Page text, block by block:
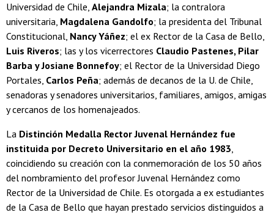
Universidad de Chile, Alejandra Mizala; la contralora
universitaria, Magdalena Gandolfo; la presidenta del Tribunal
Constitucional, Nancy Yáñez; el ex Rector de la Casa de Bello,
Luis Riveros; las y los vicerrectores Claudio Pastenes, Pilar
Barba y Josiane Bonnefoy; el Rector de la Universidad Diego
Portales, Carlos Peña; además de decanos de la U. de Chile,
senadoras y senadores universitarios, familiares, amigos, amigas
y cercanos de los homenajeados.
La Distinción Medalla Rector Juvenal Hernández fue
instituida por Decreto Universitario en el año 1983,
coincidiendo su creación con la conmemoración de los 50 años
del nombramiento del profesor Juvenal Hernández como
Rector de la Universidad de Chile. Es otorgada a ex estudiantes
de la Casa de Bello que hayan prestado servicios distinguidos a